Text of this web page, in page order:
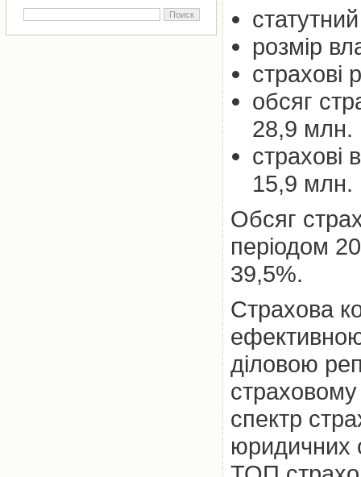
розмір
страхові
обсяг
28,9 млн.
страхові
15,9 млн.
Обсяг
періодом
39,5%.
Страхова
ефективною
діловою
спектр
юридичних